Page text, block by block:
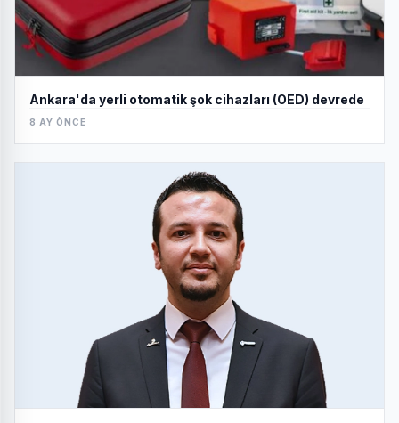
Ankara'da yerli otomatik şok cihazları (OED) devrede
8 AY ÖNCE